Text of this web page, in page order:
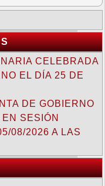
CELEBRADA
EL DÍA 25 DE
DE GOBIERNO
SESIÓN
08/2026 A LAS